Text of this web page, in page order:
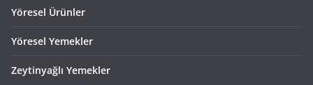
Yöresel Ürünler
Yöresel Yemekler
Zeytinyağlı Yemekler